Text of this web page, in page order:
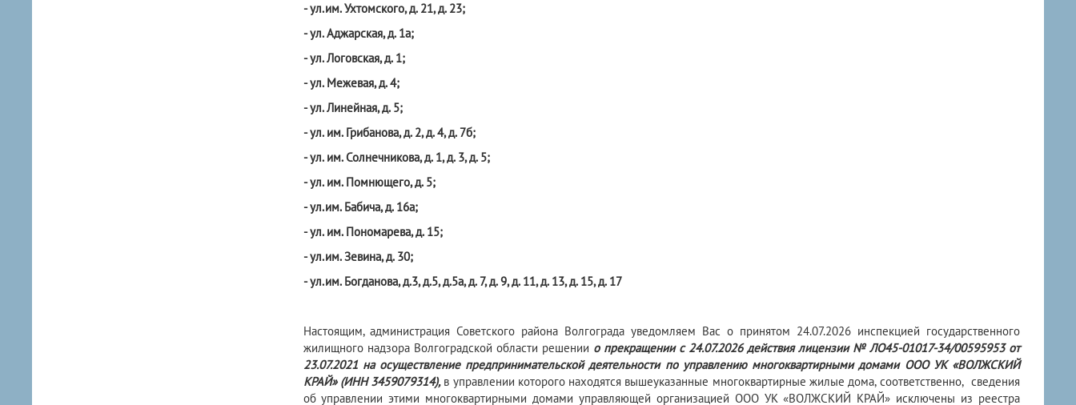
- ул.им. Ухтомского, д. 21, д. 23;
- ул. Аджарская, д. 1а;
- ул. Логовская, д. 1;
- ул. Межевая, д. 4;
- ул. Линейная, д. 5;
- ул. им. Грибанова, д. 2, д. 4, д. 7б;
- ул. им. Солнечникова, д. 1, д. 3, д. 5;
- ул. им. Помнющего, д. 5;
- ул.им. Бабича, д. 16а;
- ул. им. Пономарева, д. 15;
- ул.им. Зевина, д. 30;
- ул.им. Богданова, д.3, д.5, д.5а, д. 7, д. 9, д. 11, д. 13, д. 15, д. 17
Настоящим, администрация Советского района Волгограда уведомляем Вас о принятом 24.07.2026 инспекцией государственного
жилищного надзора Волгоградской области решении о прекращении с 24.07.2026 действия лицензии № ЛО45-01017-34/00595953 от
23.07.2021 на осуществление предпринимательской деятельности по управлению многоквартирными домами ООО УК «ВОЛЖСКИЙ
КРАЙ» (ИНН 3459079314),в управлении которого находятся вышеуказанные многоквартирные жилые дома, соответственно, сведения
об управлении этими многоквартирными домами управляющей организацией ООО УК «ВОЛЖСКИЙ КРАЙ» исключены из реестра